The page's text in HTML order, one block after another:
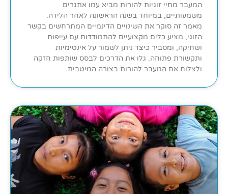
המעבר מחיי זוגיות להורות מביא עמו אתגרים
משמעותיים, במיוחד בשנה הראשונה לאחר הלידה.
מאמר זה סוקר את השינויים הדינמיים המתרחשים בקשר
הזוגי, מציע כלים מקצועיים להתמודדות עם עייפות
ושחיקה, ומסביר כיצד ניתן לשמור על אינטימיות
ותקשורת פתוחה. גלו את הדרכים לבסס שותפות חזקה
ולצלוח את המעבר להורות בצורה המיטבית.